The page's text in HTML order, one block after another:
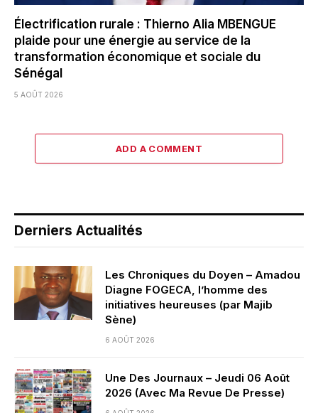
Électrification rurale : Thierno Alia MBENGUE
plaide pour une énergie au service de la
transformation économique et sociale du
Sénégal
5 AOÛT 2026
ADD A COMMENT
Derniers Actualités
Les Chroniques du Doyen – Amadou
Diagne FOGECA, l’homme des
initiatives heureuses (par Majib
Sène)
6 AOÛT 2026
Une Des Journaux – Jeudi 06 Août
2026 (Avec Ma Revue De Presse)